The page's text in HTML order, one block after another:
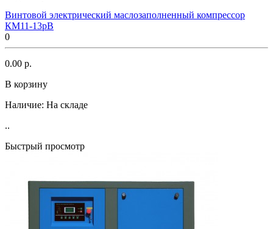
Винтовой электрический маслозаполненный компрессор
КМ11-13рВ
0
0.00 р.
В корзину
Наличие: На складе
..
Быстрый просмотр